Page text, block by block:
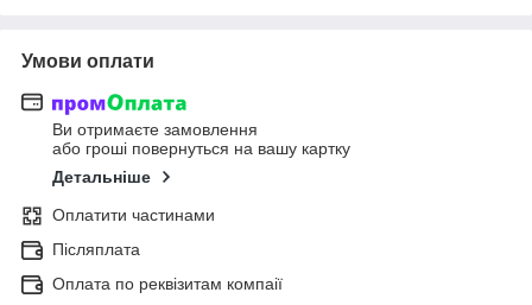
Умови оплати
Ви отримаєте замовлення
або гроші повернуться на вашу картку
Детальніше
Оплатити частинами
Післяплата
Оплата по реквізитам компаії